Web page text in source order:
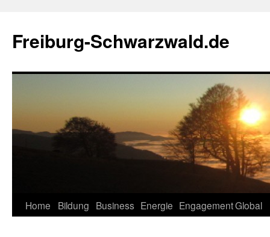
springen
Freiburg-Schwarzwald.de
Home Bildung Business Energie EngagementGlobal